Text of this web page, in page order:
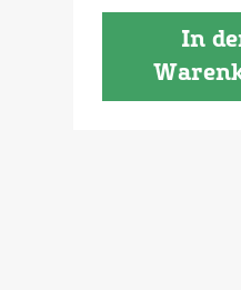
In